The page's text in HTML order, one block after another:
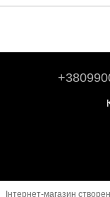
Інтернет-магазин